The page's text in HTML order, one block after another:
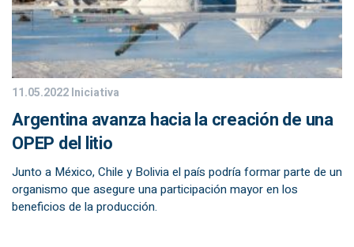
11.05.2022Iniciativa
Argentina avanza hacia la creación de una
OPEP del litio
Junto a México, Chile y Bolivia el país podría formar parte de un
organismo que asegure una participación mayor en los
beneficios de la producción.